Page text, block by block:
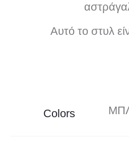
Αυτό το στυλ
Colors